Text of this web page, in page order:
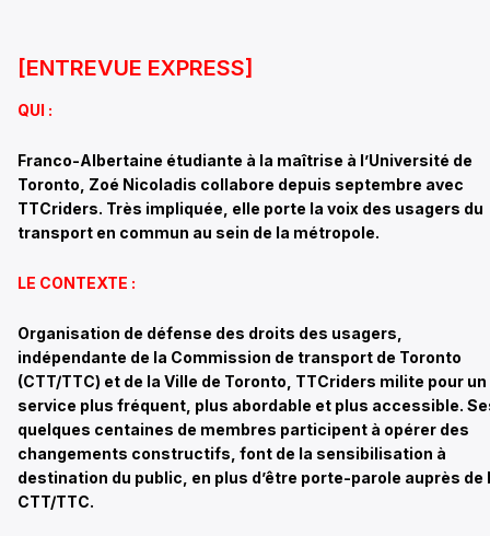
[ENTREVUE EXPRESS]
QUI :
Franco-Albertaine étudiante à la maîtrise à l’Université de
Toronto, Zoé Nicoladis collabore depuis septembre avec
TTCriders. Très impliquée, elle porte la voix des usagers du
transport en commun au sein de la métropole.
LE CONTEXTE :
Organisation de défense des droits des usagers,
indépendante de la Commission de transport de Toronto
(CTT/TTC) et de la Ville de Toronto, TTCriders milite pour un
service plus fréquent, plus abordable et plus accessible.
quelques centaines de membres participent à opérer des
changements constructifs, font de la sensibilisation à
destination du public, en plus d’être porte-parole auprès de
CTT/TTC.